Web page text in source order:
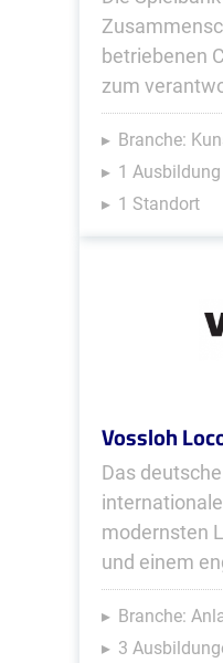
betriebenen
zum
Branche:
1 Ausbildung
1 Standort
Vossloh
Das
modernsten
und einem
Branche:
3